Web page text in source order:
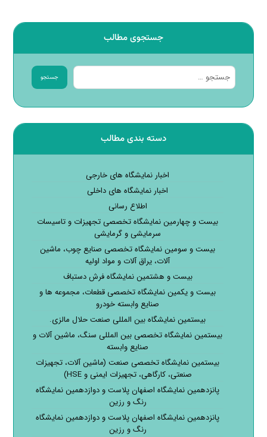
جستجوی مطالب
جستجو
دسته بندی مطالب
اخبار نمایشگاه های خارجی
اخبار نمایشگاه های داخلی
اطلاع رسانی
بیست و چهارمین نمایشگاه تخصصی تجهیزات و تاسیسات
سرمایشی و گرمایشی
بیست و سومین نمایشگاه تخصصی صنایع چوب، ماشین
آلات، یراق آلات و مواد اولیه
بیست و هشتمین نمایشگاه فرش دستباف
بیست و یکمین نمایشگاه تخصصی قطعات، مجموعه ها و
صنایع وابسته خودرو
بیستمین نمایشگاه بین المللی صنعت حلال مالزی.
بیستمین نمایشگاه تخصصی بین المللی سنگ، ماشین آلات و
صنایع وابسته
بیستمین نمایشگاه تخصصی صنعت (ماشین آلات، تجهیزات
صنعتی، کارگاهی، تجهیزات ایمنی و HSE)
پانزدهمین نمایشگاه اصفهان پلاست و دوازدهمین نمایشگاه
رنگ و رزین
پانزدهمین نمایشگاه اصفهان پلاست و دوازدهمین نمایشگاه
رنگ و رزین